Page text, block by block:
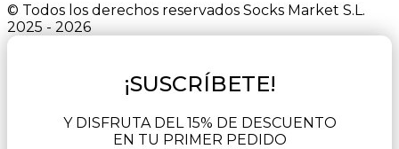
© Todos los derechos reservados Socks Market S.L.
2025 - 2026
¡SUSCRÍBETE!
Y DISFRUTA DEL 15% DE DESCUENTO
EN TU PRIMER PEDIDO